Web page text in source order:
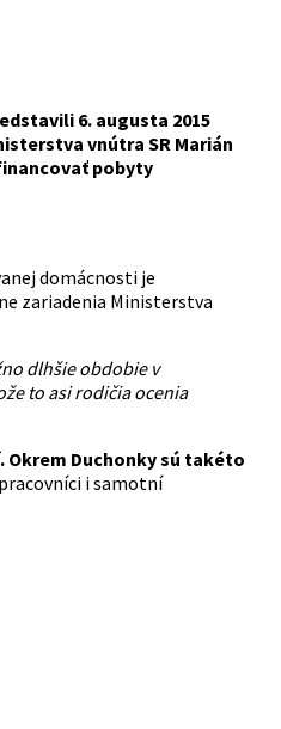
6. augusta 2015
vnútra SR Marián
pobyty
domácnosti je
zariadenia Ministerstva
dlhšie obdobie v
to asi rodičia ocenia
Duchonky sú takéto
i samotní